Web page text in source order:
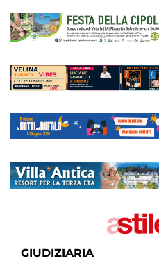
GIUDIZIARIA